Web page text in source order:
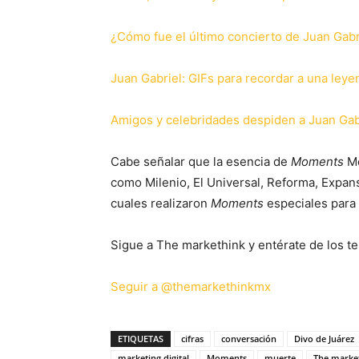
¿Cómo fue el último concierto de Juan
Juan Gabriel: GIFs para recordar a una
Amigos y celebridades despiden a Juan
Cabe señalar que la esencia de Moments
como Milenio, El Universal, Reforma,
cuales realizaron Moments especiales
Sigue a The markethink y entérate de los
Seguir a @themarkethinkmx
ETIQUETAS cifras conversación
Divo de Juárez